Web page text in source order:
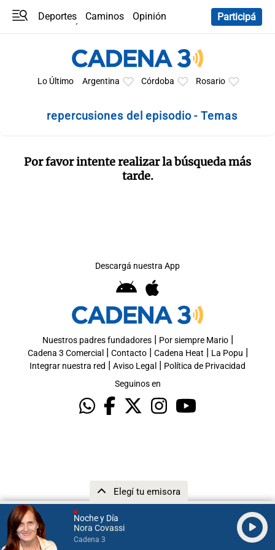
Noche y Día
Nora Covassi
Cadena 3
Elegí tu emisora
Deportes Caminos
Opinión
Participá
Lo Último Argentina Córdoba Rosario
repercusiones del episodio - Temas
Por favor intente realizar la búsqueda más
tarde.
Descargá nuestra App
Nuestros padres fundadores| Por siempre Mario|
Cadena 3 Comercial | Contacto| Cadena Heat | La Popu |
Integrar nuestra red | Aviso Legal | Política de Privacidad
Seguinos en